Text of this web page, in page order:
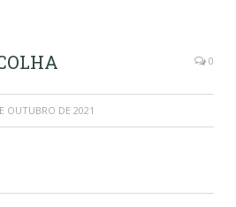
0
OUTUBRO DE 2021